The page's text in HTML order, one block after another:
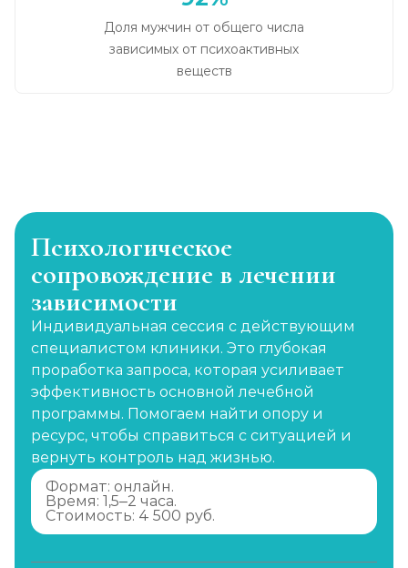
Доля мужчин от общего числа
зависимых от психоактивных
веществ
Психологическое
сопровождение в лечении
зависимости
Индивидуальная сессия с действующим
специалистом клиники. Это глубокая
проработка запроса, которая усиливает
эффективность основной лечебной
программы. Помогаем найти опору и
ресурс, чтобы справиться с ситуацией и
вернуть контроль над жизнью.
Формат: онлайн.
Время: 1,5–2 часа.
Стоимость: 4 500 руб.